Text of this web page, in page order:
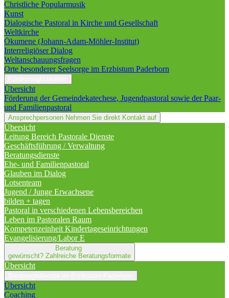
Christliche Popularmusik
Kunst
Dialogische Pastoral in Kirche und Gesellschaft
Weltkirche
Ökumene (Johann-Adam-Möhler-Institut)
Interreligiöser Dialog
Weltanschauungsfragen
Orte besonderer Seelsorge im Erzbistum Paderborn
Übersicht
Förderung der Gemeindekatechese, Jugendpastoral sowie der Paar-
und Familienpastoral
Ansprechpersonen Nehmen Sie direkt Kontakt auf
Übersicht
Leitung Bereich Pastorale Dienste
Geschäftsführung / Verwaltung
Beratungsdienste
Ehe- und Familienpastoral
Glauben im Dialog
Lotsenteam
Jugend / Junge Erwachsene
bilden + tagen
Pastoral in verschiedenen Lebensbereichen
Leben im Pastoralen Raum
Kompetenzeinheit Kindertageseinrichtungen
Evangelisierung/Labor E
Beratung
gewünscht? Zahlreiche Beratungsformate
Übersicht
Übersicht
Coaching